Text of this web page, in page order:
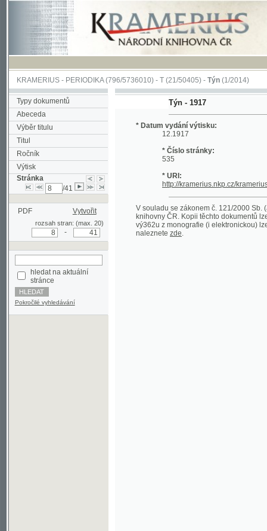
KRAMERIUS-PERIODIKA(796/5736010) -T(21/50405) -Týn(1/2014)
Typy dokumentů
Abeceda
Výběr titulu
Titul
Ročník
Výtisk
Stránka
PDF Vytvořit
rozsah stran: (max. 20)
stránce
Pokročilé vyhledávání
Týn - 1917
* Datum vydání výtisku:
12.1917
* Číslo stránky:
* URI:
V souladu se zákonem č. 121/2000 Sb.
knihovny ČR. Kopii těchto dokumentů lze
vý362u z monografie (i elektronickou) lze
naleznetezde.